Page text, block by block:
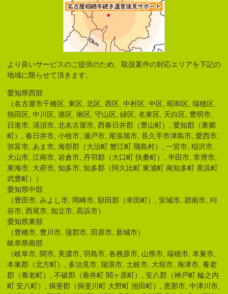
より良いサービスのご提供のため、取扱案件の対応エリアを下記の
地域に限らせて頂きます。
愛知県西部
（名古屋市千種区, 東区, 北区, 西区, 中村区, 中区, 昭和区, 瑞穂区,
熱田区, 中川区, 港区, 南区, 守山区, 緑区, 名東区, 天白区, 豊明市,
日進市, 清須市, 北名古屋市, 西春日井郡（豊山町）, 愛知郡（東郷
町）, 春日井市, 小牧市, 瀬戸市, 尾張旭市, 長久手市津島市, 愛西市,
弥富市, あま市, 海部郡（大治町 蟹江町 飛島村）, 一宮市, 稲沢市,
犬山市, 江南市, 岩倉市, 丹羽郡（大口町 扶桑町）, 半田市, 常滑市,
東海市, 大府市, 知多市, 知多郡（阿久比町 東浦町 南知多町 美浜町
武豊町））
愛知県中部
（豊田市, みよし市, 岡崎市, 額田郡（幸田町）, 安城市, 碧南市, 刈
谷市, 西尾市, 知立市, 高浜市）
愛知県東部
（豊橋市, 豊川市, 蒲郡市, 田原市, 新城市）
岐阜県南部
（岐阜市, 関市, 美濃市, 羽島市, 各務原市, 山県市, 瑞穂市, 本巣市,
本巣郡（北方町）, 多治見市, 瑞浪市, 土岐市, 大垣市, 海津市, 養老
郡（養老町）, 不破郡（垂井町 関ヶ原町）, 安八郡（神戸町 輪之内
町 安八町）, 揖斐郡（揖斐川町 大野町 池田町）, 恵那市, 中津川市,